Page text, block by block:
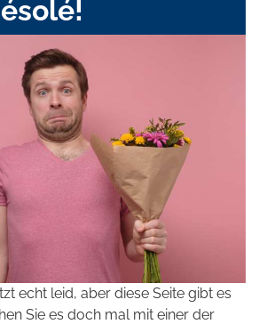
echt leid, aber diese Seite gibt es
Sie es doch mal mit einer der